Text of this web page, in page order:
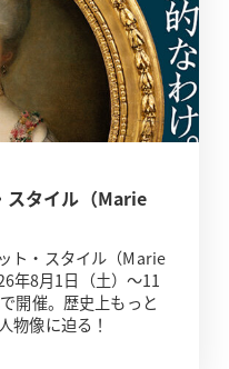
スタイル（Marie
ト・スタイル（Marie
年8月1日（土）～11
開催。歴史上もっと
物像に迫る！